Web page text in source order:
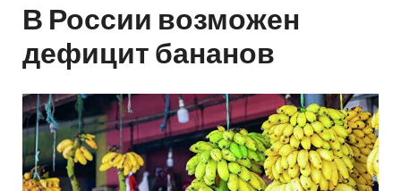
В России возможен
дефицит бананов